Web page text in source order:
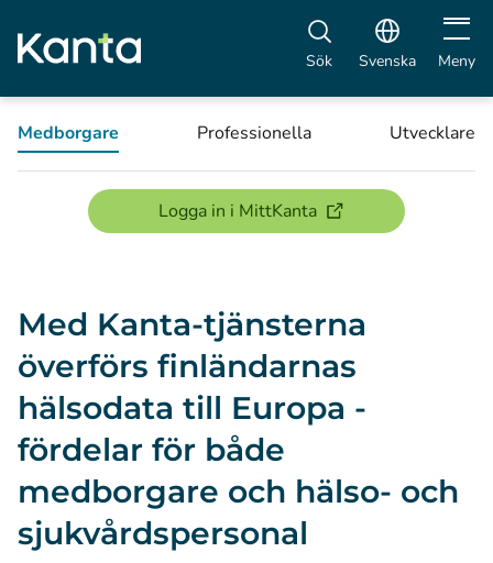
Sök Svenska Öppna
Meny
Medborgare Professionella Utvecklare
Logga in i MittKanta(öppnas i ett nytt
Med Kanta-tjänsterna
överförs finländarnas
hälsodata till Europa -
fördelar för både
medborgare och hälso- och
sjukvårdspersonal